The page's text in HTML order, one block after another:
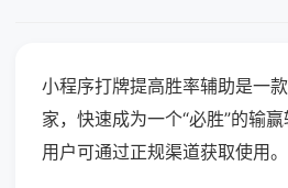
小程序打牌提高胜率辅助是一
家，快速成为一个“必胜”的输
用户可通过正规渠道获取使用。